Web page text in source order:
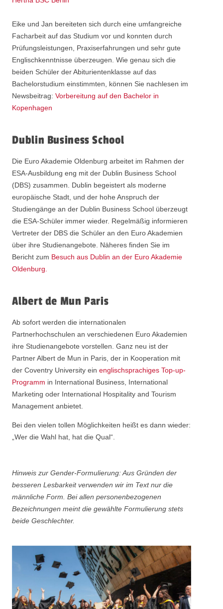
Eike und Jan bereiteten sich durch eine umfangreiche
Facharbeit auf das Studium vor und konnten durch
Prüfungsleistungen, Praxiserfahrungen und sehr gute
Englischkenntnisse überzeugen. Wie genau sich die
beiden Schüler der Abiturientenklasse auf das
Bachelorstudium einstimmten, können Sie nachlesen im
Newsbeitrag:Vorbereitung auf den Bachelor in
Kopenhagen
Dublin Business School
Die Euro Akademie Oldenburg arbeitet im Rahmen der
ESA-Ausbildung eng mit der Dublin Business School
(DBS) zusammen. Dublin begeistert als moderne
europäische Stadt, und der hohe Anspruch der
Studiengänge an der Dublin Business School überzeugt
die ESA-Schüler immer wieder. Regelmäßig informieren
Vertreter der DBS die Schüler an den Euro Akademien
über ihre Studienangebote. Näheres finden Sie im
Bericht zum Besuch aus Dublin an der Euro Akademie
Oldenburg.
Albert de Mun Paris
Ab sofort werden die internationalen
Partnerhochschulen an verschiedenen Euro Akademien
ihre Studienangebote vorstellen. Ganz neu ist der
Partner Albert de Mun in Paris, der in Kooperation mit
der Coventry University einenglischsprachiges Top-up-
Programm in International Business, International
Marketing oder International Hospitality and Tourism
Management anbietet.
Bei den vielen tollen Möglichkeiten heißt es dann wieder:
„Wer die Wahl hat, hat die Qual“.
Hinweis zur Gender-Formulierung: Aus Gründen der
besseren Lesbarkeit verwenden wir im Text nur die
männliche Form. Bei allen personenbezogenen
Bezeichnungen meint die gewählte Formulierung stets
beide Geschlechter.